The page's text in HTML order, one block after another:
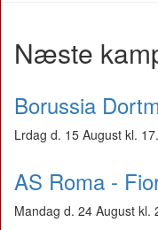
Næste
Borussia
Lrdag d. 15 August kl.
AS Roma -
Mandag d. 24 August kl.